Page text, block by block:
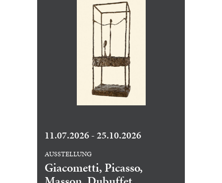
11.07.2026 - 25.10.2026
AUSSTELLUNG
Giacometti, Picasso,